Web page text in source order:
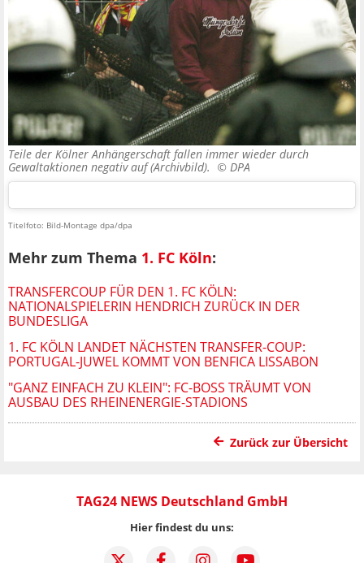
Teile der Kölner Anhängerschaft fallen immer wieder durch
Gewaltaktionen negativ auf (Archivbild). © DPA
Titelfoto: Bild-Montage dpa/dpa
Mehr zum Thema 1. FC Köln:
TRANSFERCOUP FÜR DEN 1. FC KÖLN:
NATIONALSPIELERIN HENDRICH ZURÜCK IN DER
BUNDESLIGA
1. FC KÖLN LANDET NÄCHSTEN TRANSFER-COUP:
PORTUGAL-JUWEL KOMMT VON BENFICA LISSABON
"GANZ EINFACH ZU KLEIN": FC-BOSS TRÄUMT VON
AUSBAU DES RHEINENERGIE-STADIONS
Zurück zur Übersicht
TAG24 NEWS Deutschland GmbH
Hier findest du uns: